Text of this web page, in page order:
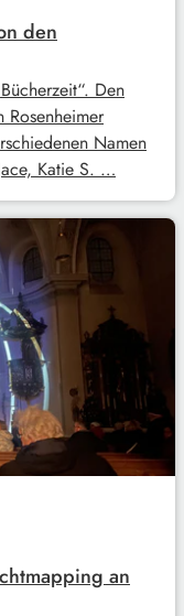
den
Den
Namen
Katie S. …
an